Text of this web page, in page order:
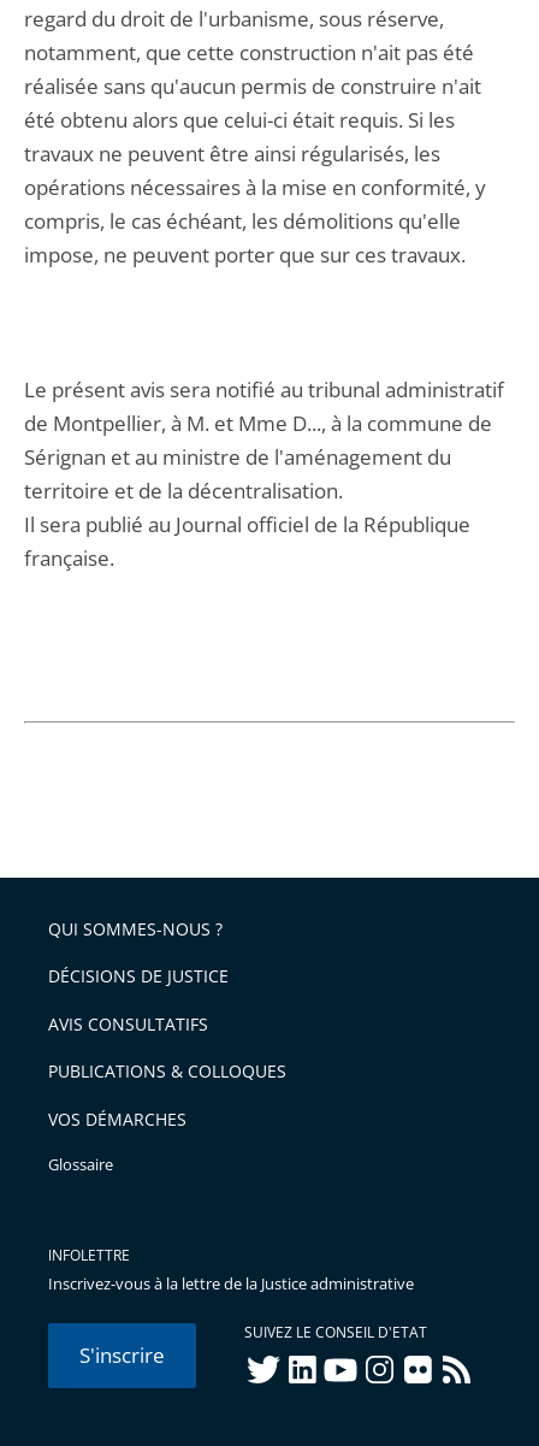
regard du droit de l'urbanisme, sous réserve,
notamment, que cette construction n'ait pas été
réalisée sans qu'aucun permis de construire n'ait
été obtenu alors que celui-ci était requis. Si les
travaux ne peuvent être ainsi régularisés, les
opérations nécessaires à la mise en conformité, y
compris, le cas échéant, les démolitions qu'elle
impose, ne peuvent porter que sur ces travaux.
Le présent avis sera notifié au tribunal administratif
de Montpellier, à M. et Mme D..., à la commune de
Sérignan et au ministre de l'aménagement du
territoire et de la décentralisation.
Il sera publié au Journal officiel de la République
française.
QUI SOMMES-NOUS ?
DÉCISIONS DE JUSTICE
AVIS CONSULTATIFS
PUBLICATIONS & COLLOQUES
VOS DÉMARCHES
Glossaire
INFOLETTRE
Inscrivez-vous à la lettre de la Justice administrative
S'inscrire
SUIVEZ LE CONSEIL D'ETAT
twitterlinkedInyoutubeinstagram
flickr rss